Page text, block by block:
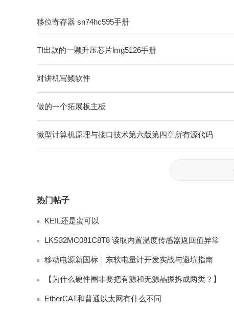
移位寄存器 sn74hc595手册
TI出款的一颗升压芯片lmg5126手册
对讲机写频软件
做的一个拓展板主板
微型计算机原理与接口技术第六版第四章所有源代码
热门帖子
KEIL还是蛮可以
LKS32MC081C8T8 读取内置温度传感器返回值异常
移动电源新国标｜东软电量计开发实战与避坑指南
【为什么硬件圈非要把有源和无源晶振拆成两类？】
EtherCAT和普通以太网有什么不同